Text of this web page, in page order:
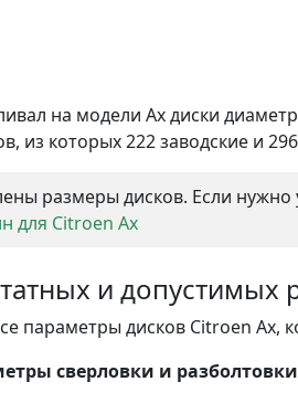
на модели Ax диски
из которых 222 заводские и
размеры дисков. Если
для Citroen Ax
и допустимых
параметры дисков Citroen Ax,
сверловки и